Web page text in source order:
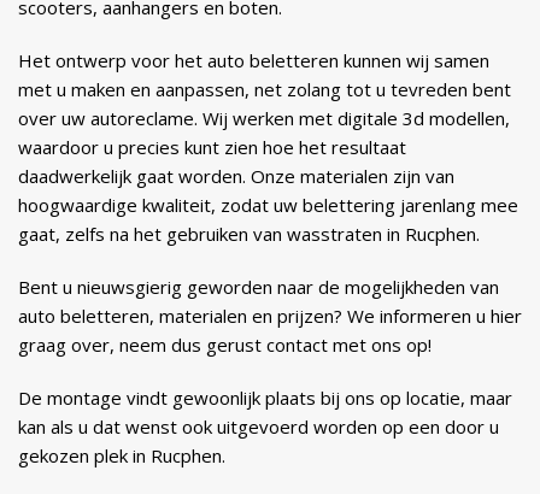
scooters, aanhangers en boten.
Het ontwerp voor het auto beletteren kunnen wij samen
met u maken en aanpassen, net zolang tot u tevreden bent
over uw autoreclame. Wij werken met digitale 3d modellen,
waardoor u precies kunt zien hoe het resultaat
daadwerkelijk gaat worden. Onze materialen zijn van
hoogwaardige kwaliteit, zodat uw belettering jarenlang mee
gaat, zelfs na het gebruiken van wasstraten in Rucphen.
Bent u nieuwsgierig geworden naar de mogelijkheden van
auto beletteren, materialen en prijzen? We informeren u hier
graag over, neem dus gerust contact met ons op!
De montage vindt gewoonlijk plaats bij ons op locatie, maar
kan als u dat wenst ook uitgevoerd worden op een door u
gekozen plek in Rucphen.